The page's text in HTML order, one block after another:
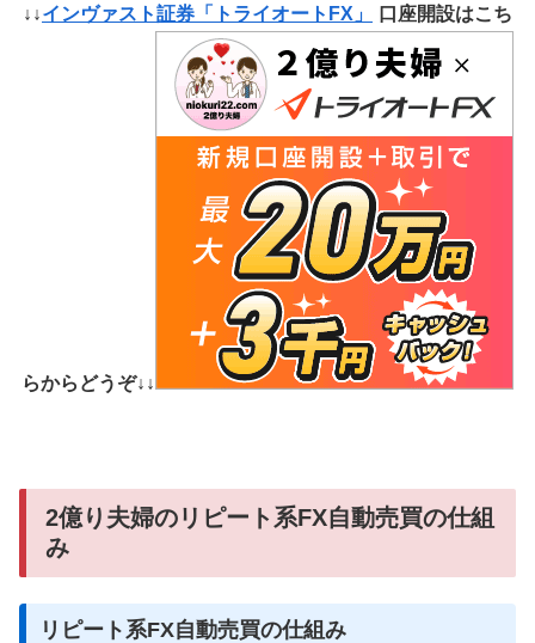
↓↓インヴァスト証券「トライオートFX」 口座開設はこち
らからどうぞ↓↓
2億り夫婦のリピート系FX自動売買の仕組
み
リピート系FX自動売買の仕組み